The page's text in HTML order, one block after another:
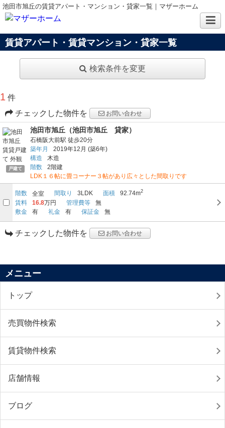
池田市旭丘の賃貸アパート・マンション・貸家一覧｜マザーホーム
賃貸アパート・賃貸マンション・貸家一覧
検索条件を変更
1 件
チェックした物件を
お問い合わせ
戸建て
池田市旭丘（池田市旭丘 貸家）
石橋阪大前駅 徒歩20分
築年月
2019年12月 (築6年)
構造
木造
階数
2階建
LDK１６帖に畳コーナー３帖があり広々とした間取りです
階数 全室 間取り 3LDK 面積 92.74m2
賃料 16.8万円 管理費等
無
敷金
有 礼金 有 保証金 無
チェックした物件を お問い合わせ
メニュー
トップ
売買物件検索
賃貸物件検索
店舗情報
ブログ